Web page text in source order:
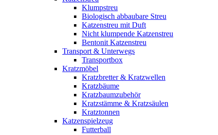
Klumpstreu
Biologisch abbaubare Streu
Katzenstreu mit Duft
Nicht klumpende Katzenstreu
Bentonit Katzenstreu
Transport & Unterwegs
Transportbox
Kratzmöbel
Kratzbretter & Kratzwellen
Kratzbäume
Kratzbaumzubehör
Kratzstämme & Kratzsäulen
Kratztonnen
Katzenspielzeug
Futterball